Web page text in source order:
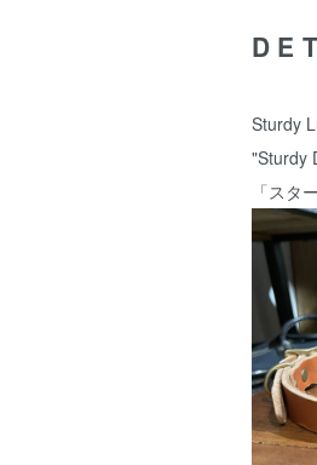
Sturdy
"Sturdy
「スタ